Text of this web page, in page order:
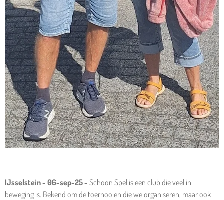
IJsselstein - 06-sep-25 - Schoon Spel is een club die veel in
beweging is. Bekend om de toernooien die we organiseren, maar ook